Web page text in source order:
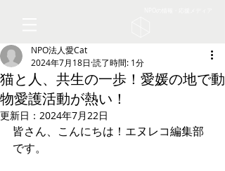
猫と人、共生の一歩！愛媛の地で動
物愛護活動が熱い！
NPO法人愛Cat
2024年7月18日 読了時間: 1分
更新日： 2024年7月22日
皆さん、こんにちは！エヌレコ編集部
です。